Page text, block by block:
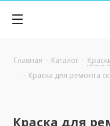
Главная - Каталог -
- Краска для ремонта
Краска для